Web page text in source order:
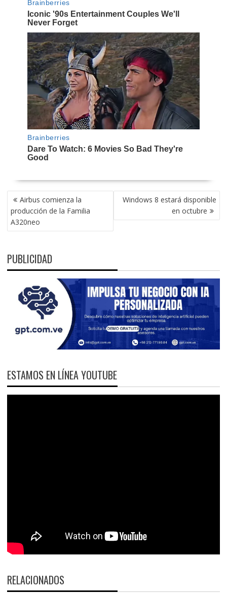
NAVEGACIÓN
DE
ENTRADAS
Airbus comienza la
producción de la Familia
A320neo
Windows 8 estará disponible
en octubre
PUBLICIDAD
ESTAMOS EN LÍNEA YOUTUBE
RELACIONADOS